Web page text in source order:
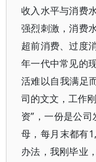
收入水平与消费
强烈刺激，消费
超前消费、过度
年一代中常见的
活难以自我满足
司的文文，工作
资”，一份是公
母，每月末都有
办法，我刚毕业